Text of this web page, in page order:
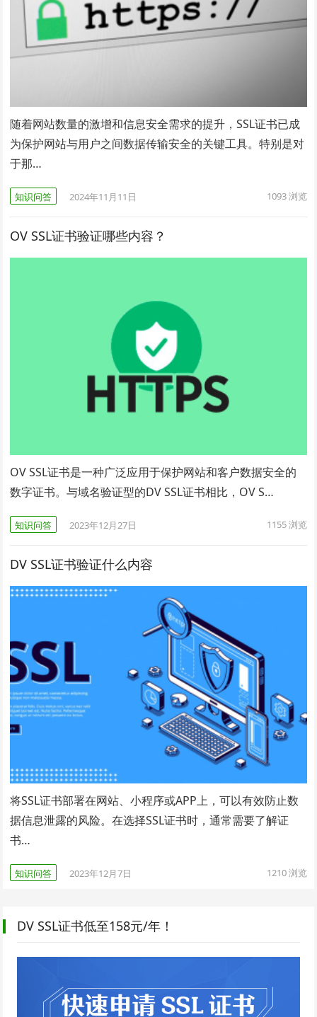
随着网站数量的激增和信息安全需求的提升，SSL证书已成
为保护网站与用户之间数据传输安全的关键工具。特别是对
于那…
知识问答 2024年11月11日 1093浏览
OV SSL证书验证哪些内容？
OV SSL证书是一种广泛应用于保护网站和客户数据安全的
数字证书。与域名验证型的DV SSL证书相比，OV S…
知识问答 2023年12月27日 1155浏览
DV SSL证书验证什么内容
将SSL证书部署在网站、小程序或APP上，可以有效防止数
据信息泄露的风险。在选择SSL证书时，通常需要了解证
书…
知识问答 2023年12月7日 1210浏览
DV SSL证书低至158元/年！